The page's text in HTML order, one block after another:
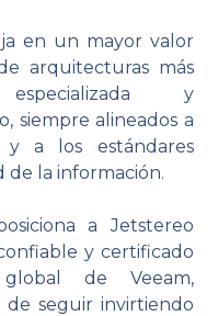
en un mayor valor
arquitecturas más
y
siempre alineados a
y a los estándares
de la información.
a Jetstereo
y certificado
de Veeam,
de seguir invirtiendo